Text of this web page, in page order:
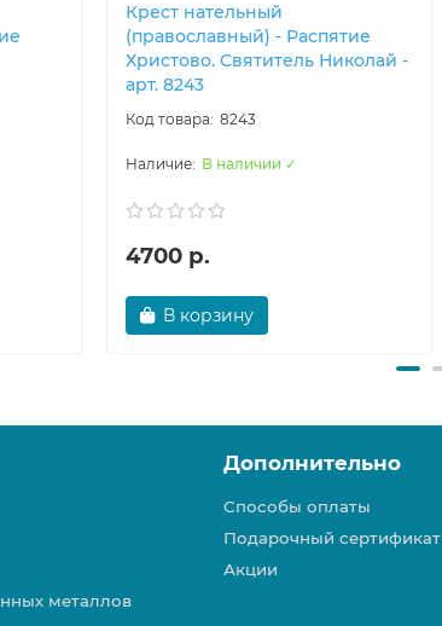
Крест нательный
(православный) - Распятие
Христово. Святитель Николай -
арт. 8243
8243
В наличии ✓
4700 р.
В корзину
металлов
Дополнительно
Способы оплаты
Подарочный сертификат
Акции